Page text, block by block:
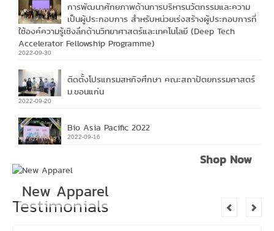
การพัฒนาศักยภาพด้านการบริหารนวัตกรรมและความ
เป็นผู้ประกอบการ สำหรับหน่วยเร่งสร้างผู้ประกอบการที่
ใช้องค์ความรู้เชิงลึกด้านวิทยาศาสตร์และเทคโนโลยี (Deep Tech
Accelerator Fellowship Programme)
2022-09-30
ติดตั้งโปรแกรมสหกิจศึกษา คณะสถาปัตยกรรมศาสตร์
ม.ขอนแก่น
2022-09-20
Bio Asia Pacific 2022
2022-09-16
New Apparel
Shop Now
Testimonials